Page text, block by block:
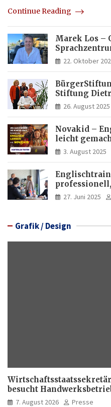
Continue Reading
Marek Los –
Italia und
22. Oktober
Stiftung
26. August 2025
Novakid –
leicht
3. August 2025
27. Juni 2025
Grafik / Design
besucht
Freiburg
7. August 2026
Presse